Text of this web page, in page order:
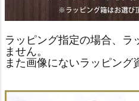
ラッピング指定の場合、ラ
ません。
また画像にないラッピング